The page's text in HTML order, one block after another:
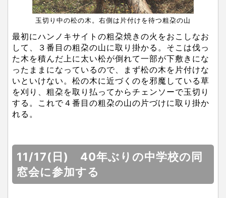
玉切り中の松の木。右側は片付けを待つ粗朶の山
最初にハンノキサイトの粗朶焼きの火をおこしなお
して、３番目の粗朶の山に取り掛かる。そこは伐っ
た木を積んだ上に太い松が倒れて一部が下敷きにな
ったままになっているので、まず松の木を片付けな
いといけない。松の木に近づくのを邪魔している草
を刈り、粗朶を取り払ってからチェンソーで玉切り
する。これで４番目の粗朶の山の片づけに取り掛か
れる。
11/17(日) 40年ぶりの中学校の同
窓会に参加する